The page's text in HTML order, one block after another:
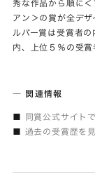
秀な作品から順に
アン＞の賞が全デ
ルバー賞は受賞者
内、上位５％の受賞
― 関連情報
同賞公式サイト
過去の受賞歴を